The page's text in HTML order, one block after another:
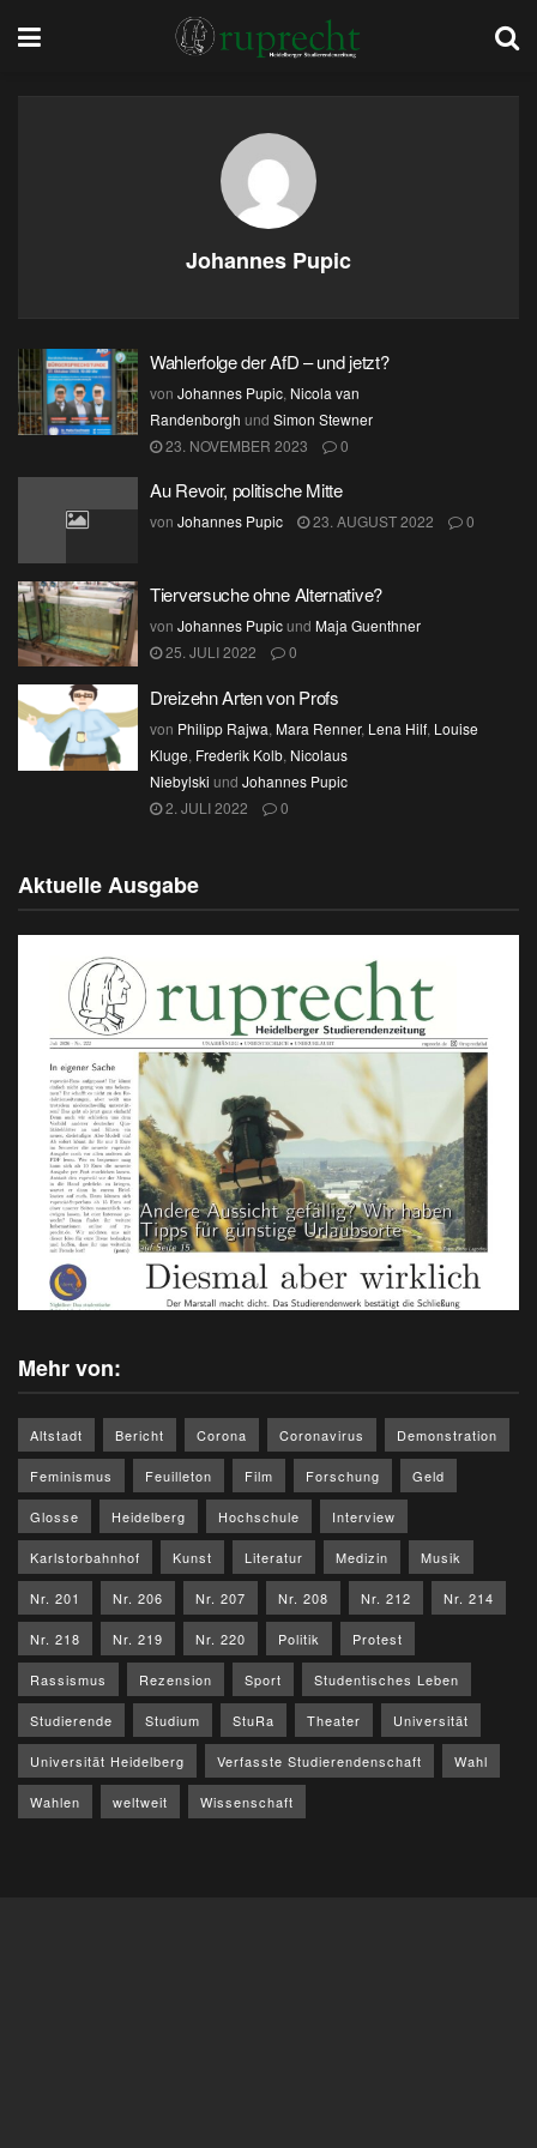
Johannes Pupic
Wahlerfolge der AfD – und jetzt?
von Johannes Pupic, Nicola van
Randenborgh und Simon Stewner
23. NOVEMBER 2023
0
Au Revoir, politische Mitte
von Johannes Pupic 23. AUGUST 2022 0
Tierversuche ohne Alternative?
von Johannes Pupicund Maja Guenthner
25. JULI 2022
0
Dreizehn Arten von Profs
von Philipp Rajwa, Mara Renner, Lena Hilf, Louise
Kluge, Frederik Kolb, Nicolaus
Niebylski und Johannes Pupic
2. JULI 2022
0
Aktuelle Ausgabe
Mehr von:
Altstadt Bericht Corona Coronavirus Demonstration
Feminismus Feuilleton Film Forschung Geld
Glosse Heidelberg Hochschule Interview
Karlstorbahnhof Kunst Literatur Medizin Musik
Nr. 201 Nr. 206 Nr. 207 Nr. 208 Nr. 212 Nr. 214
Nr. 218 Nr. 219 Nr. 220 Politik Protest
Rassismus Rezension Sport Studentisches Leben
Studierende Studium StuRa Theater Universität
Universität Heidelberg Verfasste Studierendenschaft Wahl
Wahlen weltweit Wissenschaft